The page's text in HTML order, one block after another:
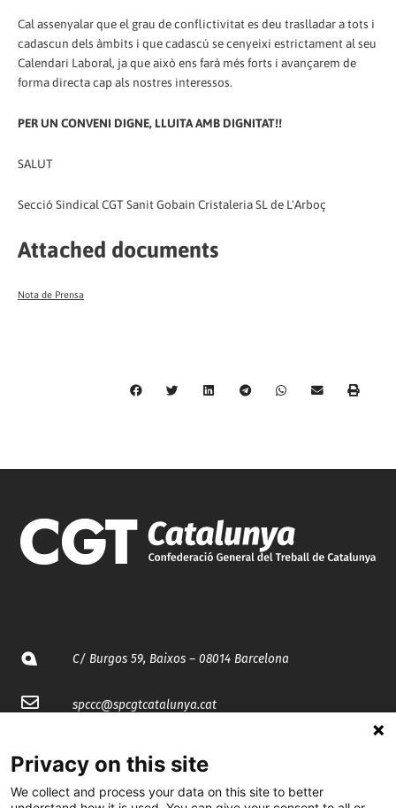
Cal assenyalar que el grau de conflictivitat es deu traslladar a tots i
cadascun dels àmbits i que cadascú se cenyeixi estrictament al seu
Calendari Laboral, ja que això ens farà més forts i avançarem de
forma directa cap als nostres interessos.
PER UN CONVENI DIGNE, LLUITA AMB DIGNITAT!!
SALUT
Secció Sindical CGT Sanit Gobain Cristaleria SL de L'Arboç
Attached documents
Nota de Prensa
C/ Burgos 59, Baixos – 08014 Barcelona
spccc@spcgtcatalunya.cat
@CGTCatalunya
Privacy on this site
We collect and process your data on this site to better